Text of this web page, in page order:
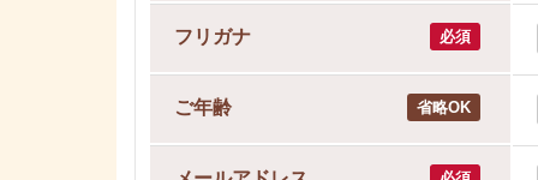
フリガナ 必須
ご年齢 省略OK